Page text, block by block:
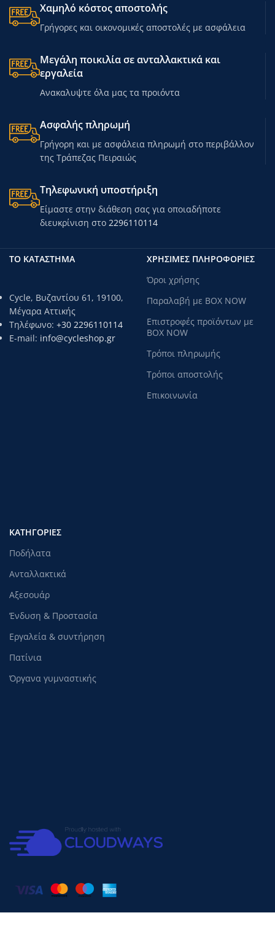
Skate skid: υψηλής ποιότητας
ανοξείδωτο ατσάλι
Ρουλεμάν: ABEC 5
Φρένο: PP
Κουμπί για ρύθμιση του μεγέθους
Παγοπέδιλα: Από ανοξείδωτο
χάλυβα υψηλής ποιότητας
34)
Κουμπι ρύθμισης μεγέθους
Χαμηλό κόστος αποστολής
Γρήγορες και οικονομικές αποστολές με ασφάλεια
Μεγάλη ποικιλία σε ανταλλακτικά και
εργαλεία
Ανακαλυψτε όλα μας τα προιόντα
Ασφαλής πληρωμή
Γρήγορη και με ασφάλεια πληρωμή στο περιβάλλον
της Τράπεζας Πειραιώς
Τηλεφωνική υποστήριξη
Είμαστε στην διάθεση σας για οποιαδήποτε
διευκρίνιση στο 2296110114
ΤΟ ΚΑΤΑΣΤΗΜΑ
Cycle, Βυζαντίου 61, 19100,
Μέγαρα Αττικής
Τηλέφωνο: +30 2296110114
E-mail: info@cycleshop.gr
ΧΡΗΣΙΜΕΣ ΠΛΗΡΟΦΟΡΙΕΣ
Όροι χρήσης
Παραλαβή με BOX NOW
Επιστροφές προϊόντων με
BOX NOW
Τρόποι πληρωμής
Τρόποι αποστολής
Επικοινωνία
ΚΑΤΗΓΟΡΊΕΣ
Ποδήλατα
Ανταλλακτικά
Αξεσουάρ
Ένδυση & Προστασία
Εργαλεία & συντήρηση
Πατίνια
Όργανα γυμναστικής